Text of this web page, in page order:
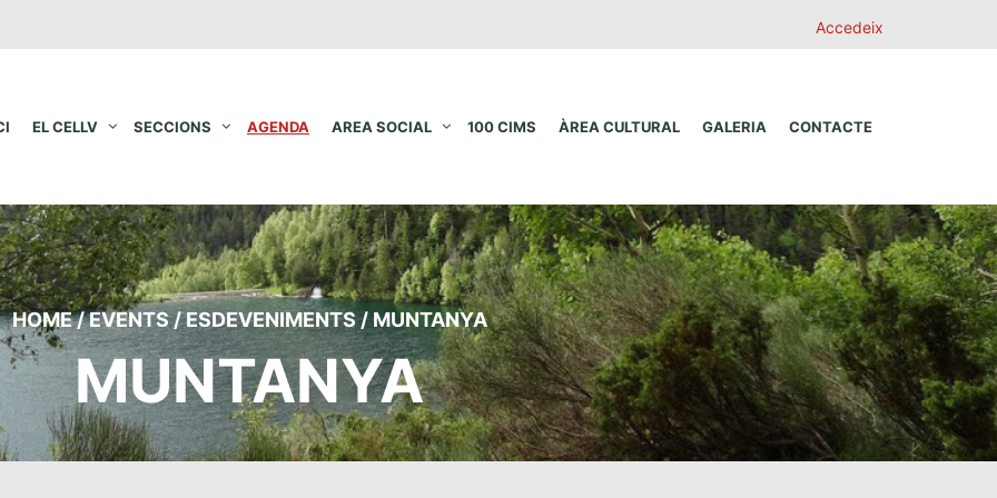
Accedeix
EL CELLV SECCIONS AGENDA AREA SOCIAL 100 CIMS ÀREA CULTURAL GALERIA CONTACTE
HOME/EVENTS /ESDEVENIMENTS /MUNTANYA
MUNTANYA